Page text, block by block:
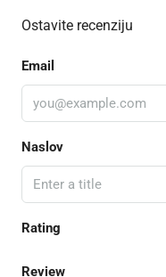
Ostavite recenziju
Email
Naslov
Rating
Review